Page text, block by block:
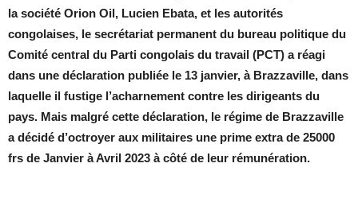
la société Orion Oil, Lucien Ebata, et les autorités
congolaises, le secrétariat permanent du bureau politique du
Comité central du Parti congolais du travail (PCT) a réagi
dans une déclaration publiée le 13 janvier, à Brazzaville, dans
laquelle il fustige l’acharnement contre les dirigeants du
pays. Mais malgré cette déclaration, le régime de Brazzaville
a décidé d’octroyer aux militaires une prime extra de 25000
frs de Janvier à Avril 2023 à côté de leur rémunération.